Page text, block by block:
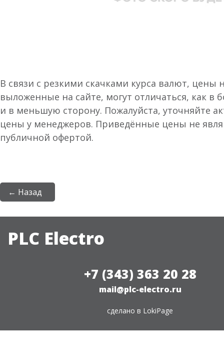
В связи с резкими скачками курса валют, цены
выложенные на сайте, могут отличаться, как в
и в меньшую сторону. Пожалуйста, уточняйте
цены у менеджеров. Приведённые цены не
публичной офертой.
← Назад
PLC Electro
+7 (343) 363 20 28
mail@plc-electro.ru
сделано в LokiPage